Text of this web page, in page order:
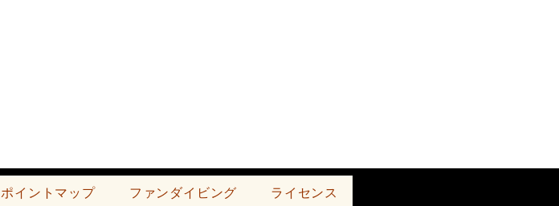
ポイントマップ ファンダイビング ライセンス